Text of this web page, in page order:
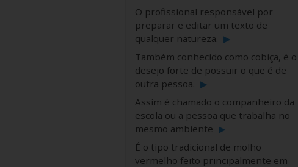
O profissional responsável por
preparar e editar um texto de
qualquer natureza. ▶
Também conhecido como cobiça, é o
desejo forte de possuir o que é de
outra pessoa. ▶
Assim é chamado o companheiro da
escola ou a pessoa que trabalha no
mesmo ambiente ▶
É o tipo tradicional de molho
vermelho feito principalmente em